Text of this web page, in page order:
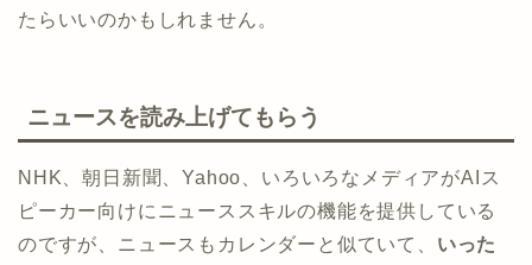
たらいいのかもしれません。
ニュースを読み上げてもらう
NHK、朝日新聞、Yahoo、いろいろなメディアがAIス
ピーカー向けにニューススキルの機能を提供している
のですが、ニュースもカレンダーと似ていて、 いった